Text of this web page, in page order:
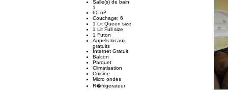
Salle(s) de bain:
1
60 m²
Couchage: 6
1 Lit Queen size
1 Lit Full size
1 Futon
Appels locaux
gratuits
Internet Gratuit
Balcon
Parquet
Climatisation
Cuisine
Micro ondes
R�frigerateur